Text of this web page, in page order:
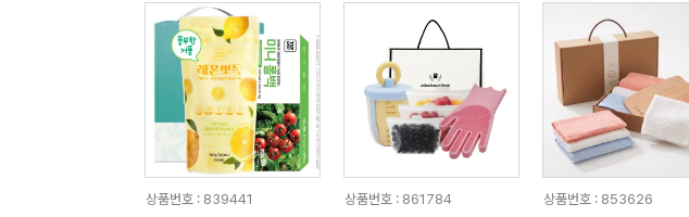
상품번호 : 839441
상품번호 : 861784
상품번호 : 853626